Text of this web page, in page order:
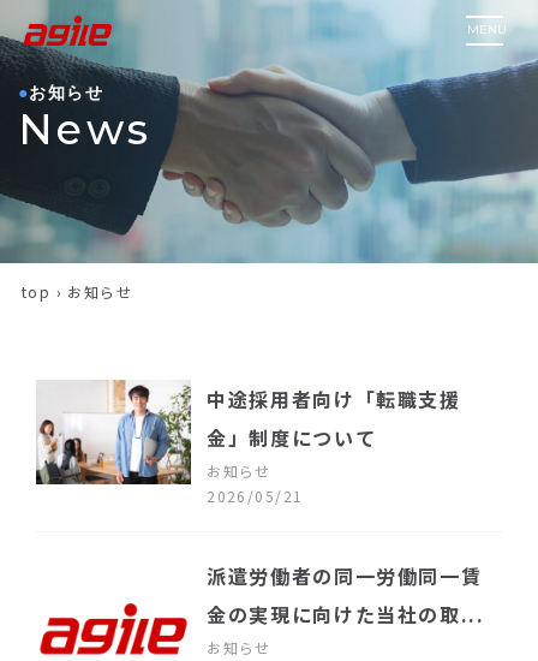
MENU
お知らせ
News
top › お知らせ
中途採用者向け「転職支援
金」制度について
お知らせ
2026/05/21
派遣労働者の同一労働同一賃
金の実現に向けた当社の取...
お知らせ